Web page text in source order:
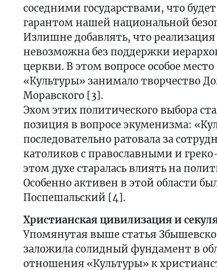
соседними государствами, что
гарантом нашей национальной
Излишне добавлять, что
невозможна без поддержки
церкви. В этом вопросе особое
«Культуры» занимало творчество
Моравского [3].
Эхом этих политического выбора
позиция в вопросе экуменизма:
последовательно ратовала за
католиков с православными и
этом духе старалась влиять на
Особенно активен в этой области
Поспешальский [4].
Христианская цивилизация и
Упомянутая выше статья
заложила солидный фундамент в
отношения «Культуры» к